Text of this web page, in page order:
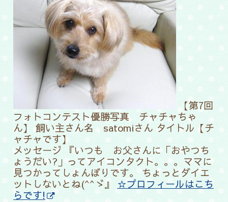
【第7回
フォトコンテスト優勝写真 チャチャちゃ
ん】 飼い主さん名 satomiさん タイトル【チ
ャチャです】
メッセージ 『いつも お父さんに「おやつち
ょうだい?」ってアイコンタクト。。。ママに
見つかってしょんぼりです。 ちょっとダイエ
ットしないとね(^^ゞ』 ☆プロフィールはこち
らです!